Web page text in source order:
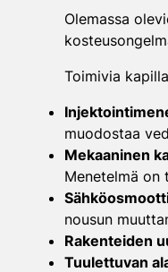
Olemassa
Toimivia
muodostaa
Mekaaninen
Menetelmä on
nousun
Rakenteiden
Tuulettuvan